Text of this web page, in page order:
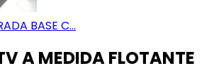
BASE C...
A MEDIDA FLOTANTE